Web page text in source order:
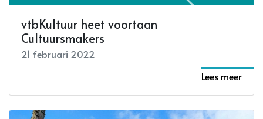
vtbKultuur heet voortaan
Cultuursmakers
21 februari 2022
Lees meer